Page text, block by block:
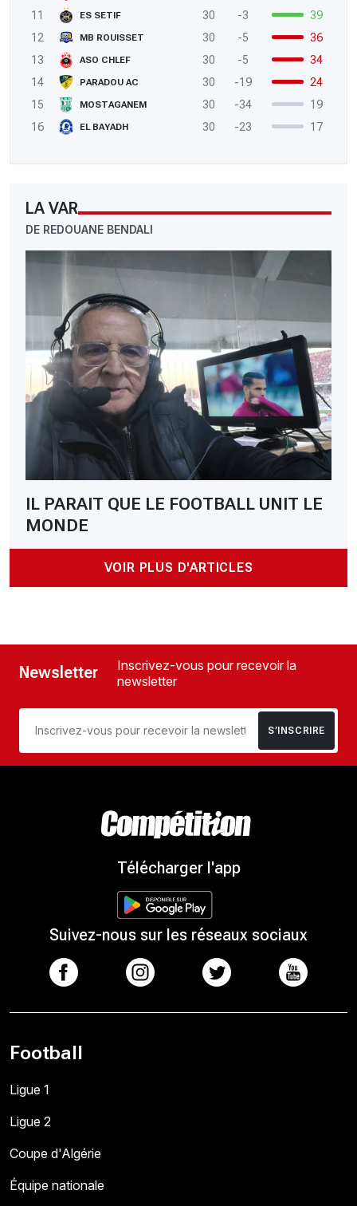
11
ES SETIF 30 -3
39
12
MB ROUISSET 30 -5
36
13
ASO CHLEF 30 -5
34
14
PARADOU AC 30 -19
24
15
MOSTAGANEM 30 -34
19
16
EL BAYADH 30 -23 17
LA VAR
DE REDOUANE BENDALI
IL PARAIT QUE LE FOOTBALL UNIT LE
MONDE
VOIR PLUS D'ARTICLES
Newsletter
Inscrivez-vous pour recevoir la
newsletter
S’INSCRIRE
Télécharger l'app
Suivez-nous sur les réseaux sociaux
Football
Ligue 1
Ligue 2
Coupe d'Algérie
Équipe nationale